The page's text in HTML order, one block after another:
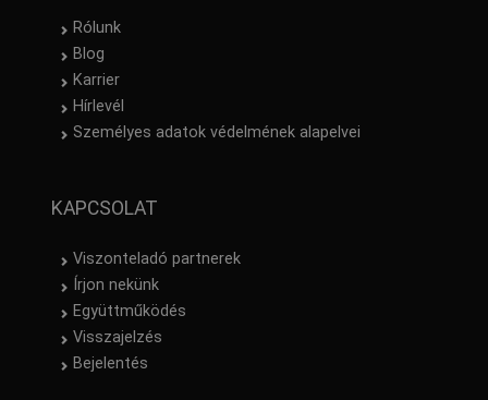
Rólunk
Blog
Karrier
Hírlevél
Személyes adatok védelmének alapelvei
KAPCSOLAT
Viszonteladó partnerek
Írjon nekünk
Együttműködés
Visszajelzés
Bejelentés